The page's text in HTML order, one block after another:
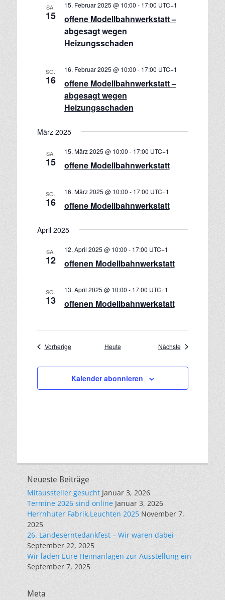
SA.
15
offene Modellbahnwerkstatt –
abgesagt wegen
Heizungsschaden
15. Februar 2025 @ 10:00 - 17:00 UTC+1
SO.
16
offene Modellbahnwerkstatt –
abgesagt wegen
Heizungsschaden
16. Februar 2025 @ 10:00 - 17:00 UTC+1
März 2025
SA.
15 offene Modellbahnwerkstatt
15. März 2025 @ 10:00 - 17:00 UTC+1
SO.
16 offene Modellbahnwerkstatt
16. März 2025 @ 10:00 - 17:00 UTC+1
April 2025
SA.
12 offenen Modellbahnwerkstatt
12. April 2025 @ 10:00 - 17:00 UTC+1
SO.
13 offenen Modellbahnwerkstatt
13. April 2025 @ 10:00 - 17:00 UTC+1
VorherigeVeranstaltungen
Heute NächsteVeranstaltungen
Kalender abonnieren
Neueste Beiträge
Mitaussteller gesucht Januar 3, 2026
Termine 2026 sind online Januar 3, 2026
Herrnhuter Fabrik.Leuchten 2025 November 7,
2025
26. Landeserntedankfest – Wir waren dabei
September 22, 2025
Wir laden Eure Heimanlagen zur Ausstellung ein
September 7, 2025
Meta